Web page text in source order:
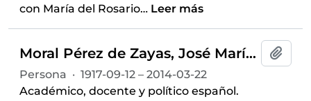
con María del Rosario… Leer más
Moral Pérez de Zayas, José María del (1917-2014)
Persona · 1917-09-12 – 2014-03-22
Académico, docente y político español.